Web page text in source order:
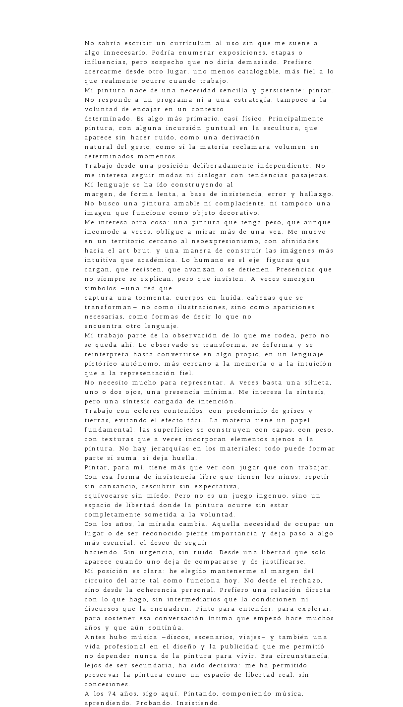
No sabría escribir un currículum al uso sin que me suene a
algo innecesario. Podría enumerar exposiciones, etapas o
influencias, pero sospecho que no diría demasiado. Prefiero
acercarme desde otro lugar, uno menos catalogable, más fiel a lo
que realmente ocurre cuando trabajo.
Mi pintura nace de una necesidad sencilla y persistente: pintar.
No responde a un programa ni a una estrategia, tampoco a la
voluntad de encajar en un contexto
determinado. Es algo más primario, casi físico. Principalmente
pintura, con alguna incursión puntual en la escultura, que
aparece sin hacer ruido, como una derivación
natural del gesto, como si la materia reclamara volumen en
determinados momentos.
Trabajo desde una posición deliberadamente independiente. No
me interesa seguir modas ni dialogar con tendencias pasajeras.
Mi lenguaje se ha ido construyendo al
margen, de forma lenta, a base de insistencia, error y hallazgo.
No busco una pintura amable ni complaciente, ni tampoco una
imagen que funcione como objeto decorativo.
Me interesa otra cosa: una pintura que tenga peso, que aunque
incomode a veces, obligue a mirar más de una vez. Me muevo
en un territorio cercano al neoexpresionismo, con afinidades
hacia el art brut, y una manera de construir las imágenes más
intuitiva que académica. Lo humano es el eje: figuras que
cargan, que resisten, que avanzan o se detienen. Presencias que
no siempre se explican, pero que insisten. A veces emergen
símbolos —una red que
captura una tormenta, cuerpos en huida, cabezas que se
transforman— no como ilustraciones, sino como apariciones
necesarias, como formas de decir lo que no
encuentra otro lenguaje.
Mi trabajo parte de la observación de lo que me rodea, pero no
se queda ahí. Lo observado se transforma, se deforma y se
reinterpreta hasta convertirse en algo propio, en un lenguaje
pictórico autónomo, más cercano a la memoria o a la intuición
que a la representación fiel.
No necesito mucho para representar. A veces basta una silueta,
uno o dos ojos, una presencia mínima. Me interesa la síntesis,
pero una síntesis cargada de intención.
Trabajo con colores contenidos, con predominio de grises y
tierras, evitando el efecto fácil. La materia tiene un papel
fundamental: las superficies se construyen con capas, con peso,
con texturas que a veces incorporan elementos ajenos a la
pintura. No hay jerarquías en los materiales; todo puede formar
parte si suma, si deja huella.
Pintar, para mí, tiene más que ver con jugar que con trabajar.
Con esa forma de insistencia libre que tienen los niños: repetir
sin cansancio, descubrir sin expectativa,
equivocarse sin miedo. Pero no es un juego ingenuo, sino un
espacio de libertad donde la pintura ocurre sin estar
completamente sometida a la voluntad.
Con los años, la mirada cambia. Aquella necesidad de ocupar un
lugar o de ser reconocido pierde importancia y deja paso a algo
más esencial: el deseo de seguir
haciendo. Sin urgencia, sin ruido. Desde una libertad que solo
aparece cuando uno deja de compararse y de justificarse.
Mi posición es clara: he elegido mantenerme al margen del
circuito del arte tal como funciona hoy. No desde el rechazo,
sino desde la coherencia personal. Prefiero una relación directa
con lo que hago, sin intermediarios que la condicionen ni
discursos que la encuadren. Pinto para entender, para explorar,
para sostener esa conversación íntima que empezó hace muchos
años y que aún continúa.
Antes hubo música —discos, escenarios, viajes— y también una
vida profesional en el diseño y la publicidad que me permitió
no depender nunca de la pintura para vivir. Esa circunstancia,
lejos de ser secundaria, ha sido decisiva: me ha permitido
preservar la pintura como un espacio de libertad real, sin
concesiones.
A los 74 años, sigo aquí. Pintando, componiendo música,
aprendiendo. Probando. Insistiendo.